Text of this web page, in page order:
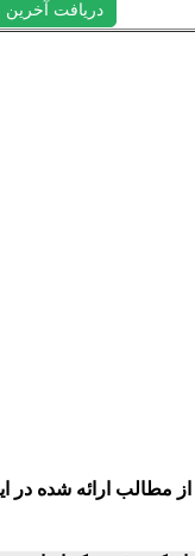
دریافت آخرین
از مطالب ارائه شده در